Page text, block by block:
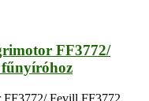
FF3772/
Fevill FF3772